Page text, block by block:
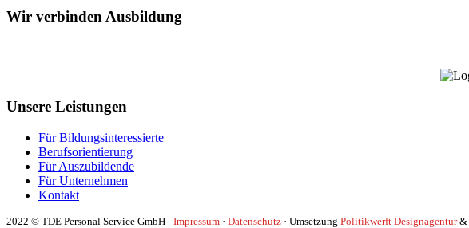
Wir verbinden Ausbildung
Unsere Leistungen
Für Bildungsinteressierte
Berufsorientierung
Für Auszubildende
Für Unternehmen
Kontakt
2022 © TDE Personal Service GmbH - Impressum · Datenschutz · Umsetzung Politikwerft Designagentur&